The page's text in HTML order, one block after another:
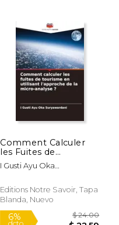
50%
dcto.
Comment Calculer
les Fuites de
Tourisme en Utilisant
L'approche de la
Francés)
I Gusti Ayu Oka
Editions Notre Savoir, Tapa
Blanda, Nuevo